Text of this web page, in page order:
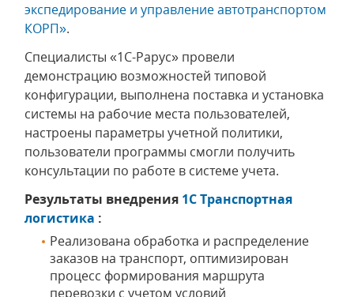
экспедирование и управление автотранспортом
КОРП».
Специалисты «1С-Рарус» провели
демонстрацию возможностей типовой
конфигурации, выполнена поставка и установка
системы на рабочие места пользователей,
настроены параметры учетной политики,
пользователи программы смогли получить
консультации по работе в системе учета.
Результаты внедрения 1С Транспортная
логистика :
Реализована обработка и распределение
заказов на транспорт, оптимизирован
процесс формирования маршрута
перевозки с учетом условий